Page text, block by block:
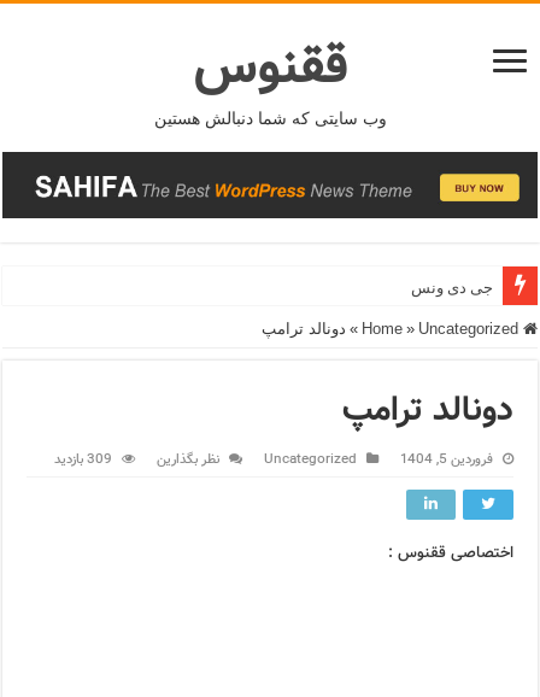
ققنوس
وب سایتی که شما دنبالش هستین
جی دی ونس
قیمت طلای ۱۸عیار ۲۵ فروردین ۱۴۰۴
» Uncategorized
» دونالد ترامپ
دونالد ترامپ
فروردین 5, 1404 Uncategorized نظر بگذارین 309 بازدید
اختصاصی ققنوس :